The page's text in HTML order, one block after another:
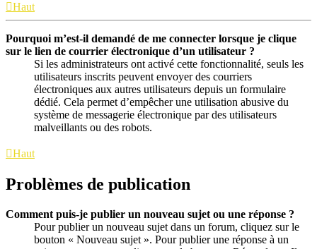
Haut
Pourquoi m’est-il demandé de me connecter lorsque je clique
sur le lien de courrier électronique d’un utilisateur ?
Si les administrateurs ont activé cette fonctionnalité, seuls les
utilisateurs inscrits peuvent envoyer des courriers
électroniques aux autres utilisateurs depuis un formulaire
dédié. Cela permet d’empêcher une utilisation abusive du
système de messagerie électronique par des utilisateurs
malveillants ou des robots.
Haut
Problèmes de publication
Comment puis-je publier un nouveau sujet ou une réponse ?
Pour publier un nouveau sujet dans un forum, cliquez sur le
bouton « Nouveau sujet ». Pour publier une réponse à un